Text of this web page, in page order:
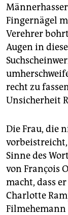
Fingernägel
Verehrer
Augen in
recht zu
Unsicherheit
Die Frau, die
Sinne des
von François
macht, dass
Charlotte
Filmehemann